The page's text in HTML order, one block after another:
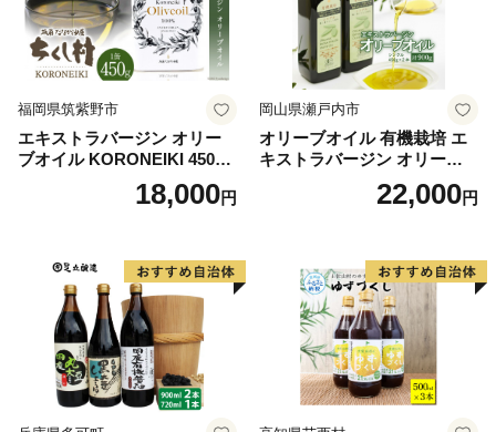
福岡県筑紫野市
エキストラバージン オリー
ブオイル KORONEIKI 450g
[筑前たなか油屋 福岡県 筑紫
野市 21760403] 油 食用油 オ
18,000円
岡山県瀬戸内市
オリーブオイル 有機栽培 エ
キストラバージン オリーブ
オイル シングル 2本 セット
オーガニック 調味料 油 オリ
22,000円